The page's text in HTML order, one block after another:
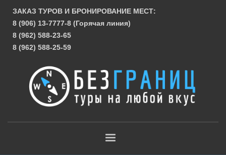
ЗАКАЗ ТУРОВ И БРОНИРОВАНИЕ МЕСТ:
8 (906) 13-7777-8 (Горячая линия)
8 (962) 588-23-65
8 (962) 588-25-59